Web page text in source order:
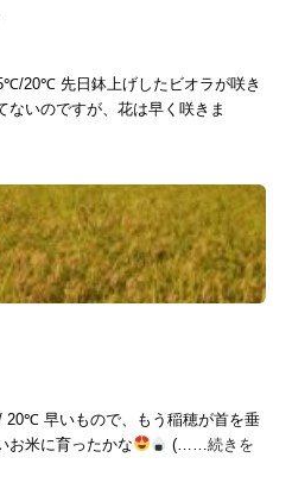
20℃ 先日鉢上げしたビオラが咲き
ないのですが、花は早く咲きま
早いもので、もう稲穂が首を垂
お米に育ったかな (……続きを